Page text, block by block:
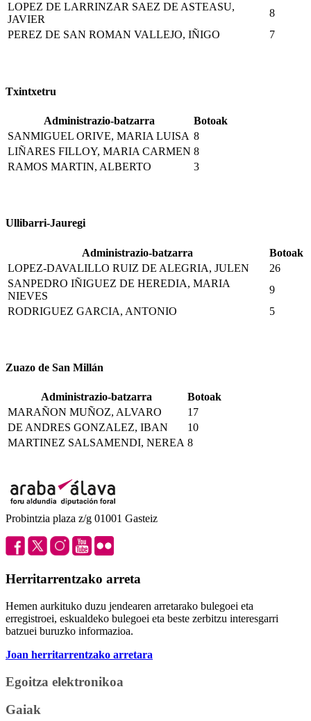
LOPEZ DE LARRINZAR SAEZ DE ASTEASU,
JAVIER
8
PEREZ DE SAN ROMAN VALLEJO, IÑIGO
7
Txintxetru
Administrazio-batzarra
Botoak
SANMIGUEL ORIVE, MARIA LUISA 8
LIÑARES FILLOY, MARIA CARMEN 8
RAMOS MARTIN, ALBERTO
3
Ullibarri-Jauregi
Administrazio-batzarra
Botoak
LOPEZ-DAVALILLO RUIZ DE ALEGRIA, JULEN
26
SANPEDRO IÑIGUEZ DE HEREDIA, MARIA
NIEVES
9
RODRIGUEZ GARCIA, ANTONIO
5
Zuazo de San Millán
Administrazio-batzarra
Botoak
MARAÑON MUÑOZ, ALVARO
17
DE ANDRES GONZALEZ, IBAN
10
MARTINEZ SALSAMENDI, NEREA 8
Probintzia plaza z/g 01001 Gasteiz
Herritarrentzako arreta
Hemen aurkituko duzu jendearen arretarako bulegoei eta
erregistroei, eskualdeko bulegoei eta beste zerbitzu interesgarri
batzuei buruzko informazioa.
Joan herritarrentzako arretara
Egoitza elektronikoa
Gaiak